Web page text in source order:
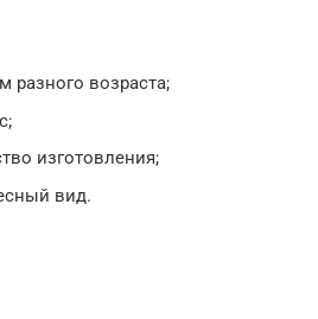
разного возраста;
изготовления;
вид.